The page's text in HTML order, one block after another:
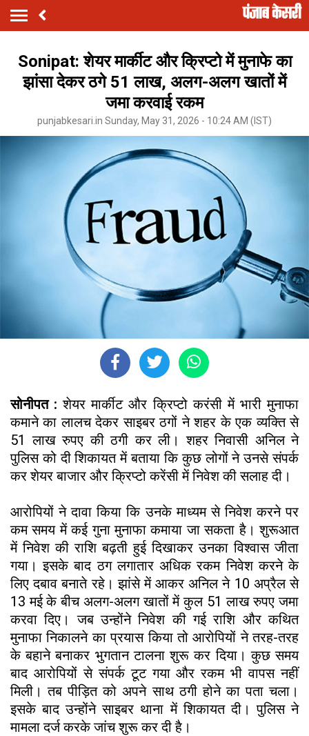
Sonipat: शेयर मार्कीट और क्रिप्टो में मुनाफे का
झांसा देकर ठगे 51 लाख, अलग-अलग खातों में
जमा करवाई रकम
punjabkesari.in Sunday, May 31, 2026 - 10:24 AM (IST)
सोनीपत :शेयर मार्कीट और क्रिप्टो करंसी में भारी मुनाफा
कमाने का लालच देकर साइबर ठगों ने शहर के एक व्यक्ति से
51 लाख रुपए की ठगी कर ली। शहर निवासी अनिल ने
पुलिस को दी शिकायत में बताया कि कुछ लोगों ने उनसे संपर्क
कर शेयर बाजार और क्रिप्टो करेंसी में निवेश की सलाह दी।
आरोपियों ने दावा किया कि उनके माध्यम से निवेश करने पर
कम समय में कई गुना मुनाफा कमाया जा सकता है। शुरूआत
में निवेश की राशि बढ़ती हुई दिखाकर उनका विश्वास जीता
गया। इसके बाद ठग लगातार अधिक रकम निवेश करने के
लिए दबाव बनाते रहे। झांसे में आकर अनिल ने 10 अप्रैल से
13 मई के बीच अलग-अलग खातों में कुल 51 लाख रुपए जमा
करवा दिए। जब उन्होंने निवेश की गई राशि और कथित
मुनाफा निकालने का प्रयास किया तो आरोपियों ने तरह-तरह
के बहाने बनाकर भुगतान टालना शुरू कर दिया। कुछ समय
बाद आरोपियों से संपर्क टूट गया और रकम भी वापस नहीं
मिली। तब पीड़ित को अपने साथ ठगी होने का पता चला।
इसके बाद उन्होंने साइबर थाना में शिकायत दी। पुलिस ने
मामला दर्ज करके जांच शुरू कर दी है।